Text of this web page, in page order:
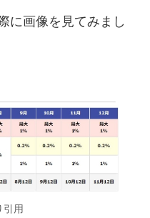
に画像を見てみまし
引用